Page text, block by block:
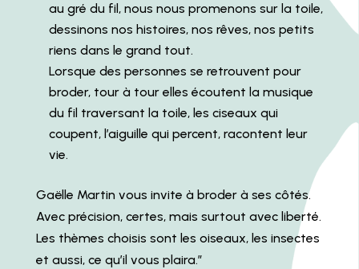
au gré du fil, nous nous promenons sur la toile,
dessinons nos histoires, nos rêves, nos petits
riens dans le grand tout.
Lorsque des personnes se retrouvent pour
broder, tour à tour elles écoutent la musique
du fil traversant la toile, les ciseaux qui
coupent, l’aiguille qui percent, racontent leur
vie.
Gaëlle Martin vous invite à broder à ses côtés.
Avec précision, certes, mais surtout avec liberté.
Les thèmes choisis sont les oiseaux, les insectes
et aussi, ce qu’il vous plaira.”